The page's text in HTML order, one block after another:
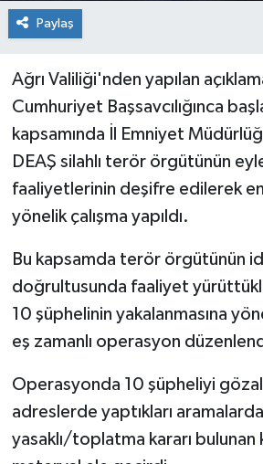
Paylaş
Ağrı Valiliği'nden yapılan
Cumhuriyet Başsavcılığınca
kapsamında İl Emniyet
DEAŞ silahlı terör örgütünün
faaliyetlerinin deşifre edilerek
yönelik çalışma yapıldı.
Bu kapsamda terör örgütünün
doğrultusunda faaliyet
10 şüphelinin yakalanmasına
eş zamanlı operasyon
Operasyonda 10 şüpheliyi
adreslerde yaptıkları
yasaklı/toplatma kararı bulunan